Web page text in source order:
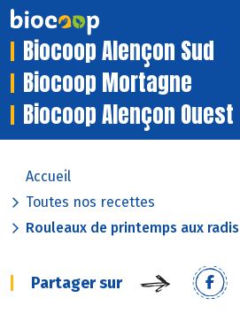
Biocoop Alençon Sud
Biocoop Mortagne
Biocoop Alençon Ouest
Accueil
Toutes nos recettes
Rouleaux de printemps aux radis
Partager sur